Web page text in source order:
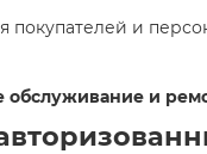
покупателей и
и